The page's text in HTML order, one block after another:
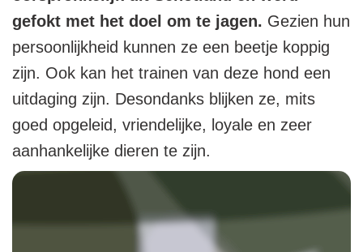
gefokt met het doel om te jagen. Gezien hun
persoonlijkheid kunnen ze een beetje koppig
zijn. Ook kan het trainen van deze hond een
uitdaging zijn. Desondanks blijken ze, mits
goed opgeleid, vriendelijke, loyale en zeer
aanhankelijke dieren te zijn.